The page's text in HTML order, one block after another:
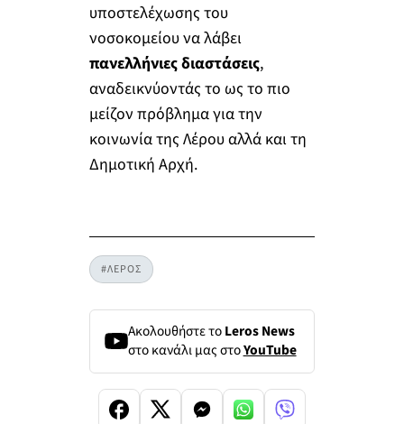
υποστελέχωσης του
νοσοκομείου να λάβει
πανελλήνιες διαστάσεις,
αναδεικνύοντάς το ως το πιο
μείζον πρόβλημα για την
κοινωνία της Λέρου αλλά και τη
Δημοτική Αρχή.
#ΛΕΡΟΣ
Ακολουθήστε τοLeros News
στο κανάλι μας στοYouTube